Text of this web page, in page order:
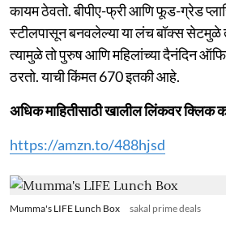
कायम ठेवतो. बीपीए-फ्री आणि फूड-ग्रेड
स्टीलपासून बनवलेल्या या लंच बॉक्स सेटमुळे
त्यामुळे तो पुरुष आणि महिलांच्या दैनंदिन
ठरतो. याची किंमत 670 इतकी आहे.
अधिक माहितीसाठी खालील लिंकवर क्लिक
https://amzn.to/488hjsd
Mumma's LIFE Lunch Box sakal prime deals